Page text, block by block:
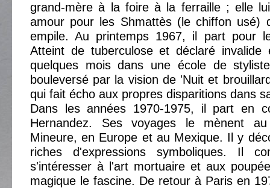
grand-mère à la foire à la ferraille ; elle
amour pour les Shmattès (le chiffon usé)
empile. Au printemps 1967, il part pour
Atteint de tuberculose et déclaré invalide
quelques mois dans une école de
bouleversé par la vision de 'Nuit et
qui fait écho aux propres disparitions dans
Dans les années 1970-1975, il part en
Hernandez. Ses voyages le mènent
Mineure, en Europe et au Mexique. Il y
riches d'expressions symboliques. Il
s'intéresser à l'art mortuaire et aux
magique le fascine. De retour à Paris en